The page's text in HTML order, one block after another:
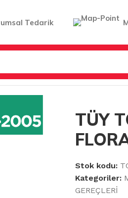
Tedarik
TOPLAYICI MEGA FLORA (F-
TÜY
Stok kodu:
Kategoriler:
GEREÇLERİ